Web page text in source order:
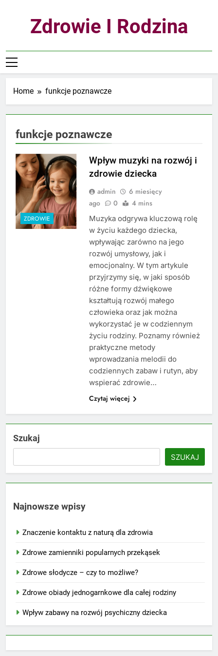
Zdrowie I Rodzina
Home funkcje poznawcze
funkcje poznawcze
ZDROWIE
Wpływ muzyki na rozwój i
zdrowie dziecka
admin
6 miesięcy
ago
0 4 mins
Muzyka odgrywa kluczową rolę
w życiu każdego dziecka,
wpływając zarówno na jego
rozwój umysłowy, jak i
emocjonalny. W tym artykule
przyjrzymy się, w jaki sposób
różne formy dźwiękowe
kształtują rozwój małego
człowieka oraz jak można
wykorzystać je w codziennym
życiu rodziny. Poznamy również
praktyczne metody
wprowadzania melodii do
codziennych zabaw i rutyn, aby
wspierać zdrowie…
Czytaj więcej
Szukaj
SZUKAJ
Najnowsze wpisy
Znaczenie kontaktu z naturą dla zdrowia
Zdrowe zamienniki popularnych przekąsek
Zdrowe słodycze – czy to możliwe?
Zdrowe obiady jednogarnkowe dla całej rodziny
Wpływ zabawy na rozwój psychiczny dziecka